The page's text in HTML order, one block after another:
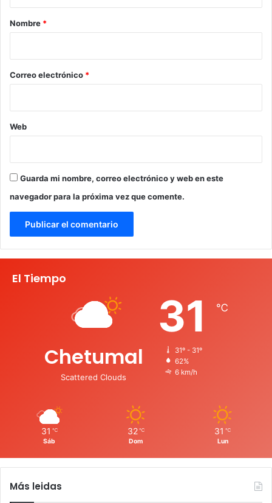
r
*
Nombre *
Correo electrónico *
Web
Guarda mi nombre, correo electrónico y web en este
navegador para la próxima vez que comente.
El Tiempo
Chetumal
Scattered Clouds
31 ℃
31º - 31º
62%
6 km/h
31 ℃
Sáb
32 ℃
Dom
31 ℃
Lun
Más leidas